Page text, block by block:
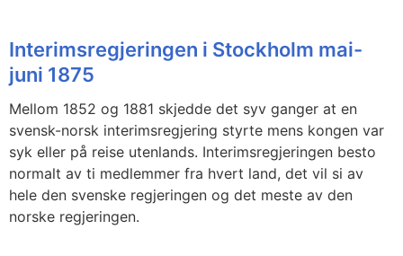
Interimsregjeringen i Stockholm mai-
juni 1875
Mellom 1852 og 1881 skjedde det syv ganger at en
svensk-norsk interimsregjering styrte mens kongen var
syk eller på reise utenlands. Interimsregjeringen besto
normalt av ti medlemmer fra hvert land, det vil si av
hele den svenske regjeringen og det meste av den
norske regjeringen.